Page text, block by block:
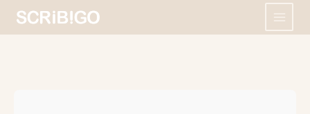
Inhalt
springen